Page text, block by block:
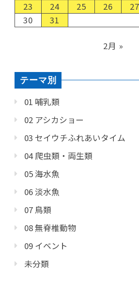
23
24 25 26 27
30
31
2月 »
テーマ別
01 哺乳類
02 アシカショー
03 セイウチふれあいタイム
04 爬虫類・両生類
05 海水魚
06 淡水魚
07 鳥類
08 無脊椎動物
09 イベント
未分類